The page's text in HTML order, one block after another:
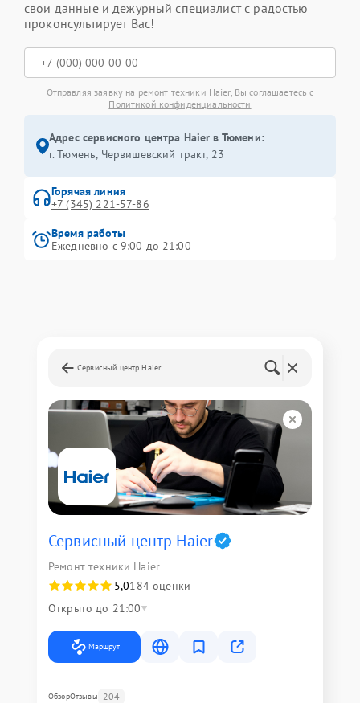
свои данные и дежурный специалист с радостью
проконсультирует Вас!
Отправляя заявку на ремонт техники Haier, Вы соглашаетесь с
Политикой конфиденциальности
Адрес сервисного центра Haier в Тюмени:
г. Тюмень, ​Червишевский тракт, 23
Горячая линия
+7 (345) 221-57-86
Время работы
Ежедневно с 9:00 до 21:00
Сервисный центр Haier
Сервисный центр Haier
Ремонт техники Haier
5,0184 оценки
Открыто до 21:00
Маршрут
ОбзорОтзывы 204